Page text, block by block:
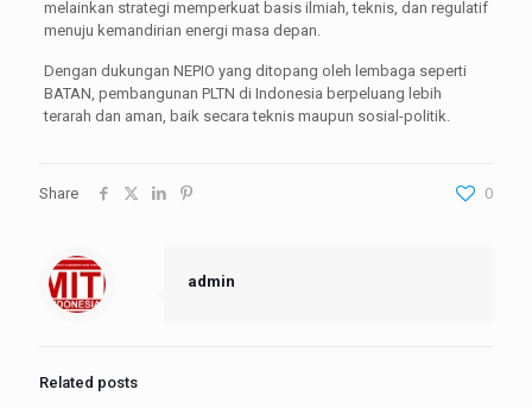
melainkan strategi memperkuat basis ilmiah, teknis, dan regulatif
menuju kemandirian energi masa depan.
Dengan dukungan NEPIO yang ditopang oleh lembaga seperti
BATAN, pembangunan PLTN di Indonesia berpeluang lebih
terarah dan aman, baik secara teknis maupun sosial-politik.
Share 0
admin
Related posts